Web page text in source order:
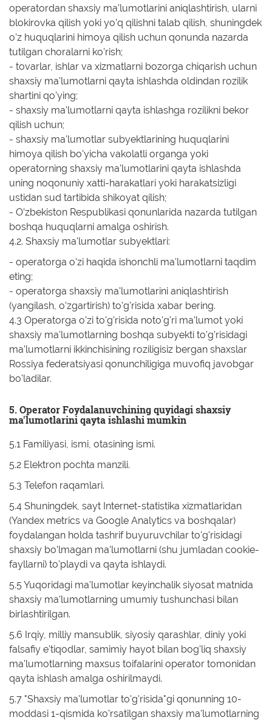
operatordan shaxsiy ma'lumotlarini aniqlashtirish, ularni
blokirovka qilish yoki yo'q qilishni talab qilish, shuningdek
o'z huquqlarini himoya qilish uchun qonunda nazarda
tutilgan choralarni ko'rish;
- tovarlar, ishlar va xizmatlarni bozorga chiqarish uchun
shaxsiy ma'lumotlarni qayta ishlashda oldindan rozilik
shartini qo'ying;
- shaxsiy ma'lumotlarni qayta ishlashga rozilikni bekor
qilish uchun;
- shaxsiy ma'lumotlar subyektlarining huquqlarini
himoya qilish bo'yicha vakolatli organga yoki
operatorning shaxsiy ma'lumotlarini qayta ishlashda
uning noqonuniy xatti-harakatlari yoki harakatsizligi
ustidan sud tartibida shikoyat qilish;
- O’zbekiston Respublikasi qonunlarida nazarda tutilgan
boshqa huquqlarni amalga oshirish.
4.2. Shaxsiy ma'lumotlar subyektlari:
- operatorga o'zi haqida ishonchli ma'lumotlarni taqdim
eting;
- operatorga shaxsiy ma'lumotlarini aniqlashtirish
(yangilash, o'zgartirish) to'g'risida xabar bering.
4.3 Operatorga o'zi to'g'risida noto'g'ri ma'lumot yoki
shaxsiy ma'lumotlarning boshqa subyekti to'g'risidagi
ma'lumotlarni ikkinchisining roziligisiz bergan shaxslar
Rossiya federatsiyasi qonunchiligiga muvofiq javobgar
bo'ladilar.
5. Operator Foydalanuvchining quyidagi shaxsiy
ma'lumotlarini qayta ishlashi mumkin
5.1 Familiyasi, ismi, otasining ismi.
5.2 Elektron pochta manzili.
5.3 Telefon raqamlari.
5.4 Shuningdek, sayt Internet-statistika xizmatlaridan
(Yandex metrics va Google Analytics va boshqalar)
foydalangan holda tashrif buyuruvchilar to'g'risidagi
shaxsiy bo'lmagan ma'lumotlarni (shu jumladan cookie-
fayllarni) to'playdi va qayta ishlaydi.
5.5 Yuqoridagi ma'lumotlar keyinchalik siyosat matnida
shaxsiy ma'lumotlarning umumiy tushunchasi bilan
birlashtirilgan.
5.6 Irqiy, milliy mansublik, siyosiy qarashlar, diniy yoki
falsafiy e'tiqodlar, samimiy hayot bilan bog'liq shaxsiy
ma'lumotlarning maxsus toifalarini operator tomonidan
qayta ishlash amalga oshirilmaydi.
5.7 "Shaxsiy ma'lumotlar to'g'risida"gi qonunning 10-
moddasi 1-qismida ko'rsatilgan shaxsiy ma'lumotlarning